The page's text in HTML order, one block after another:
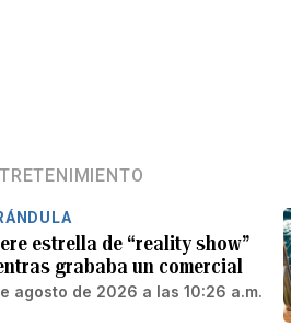
estrella de “reality show”
grababa un comercial
agosto de 2026 a las 10:26 a.m.